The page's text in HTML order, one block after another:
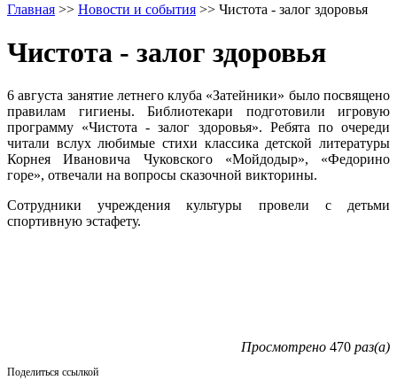
Главная >> Новости и события >> Чистота - залог здоровья
Чистота - залог здоровья
6 августа занятие летнего клуба «Затейники» было посвящено
правилам гигиены. Библиотекари подготовили игровую
программу «Чистота - залог здоровья». Ребята по очереди
читали вслух любимые стихи классика детской литературы
Корнея Ивановича Чуковского «Мойдодыр», «Федорино
горе», отвечали на вопросы сказочной викторины.
Сотрудники учреждения культуры провели с детьми
спортивную эстафету.
Просмотрено 470 раз(а)
Поделиться ссылкой